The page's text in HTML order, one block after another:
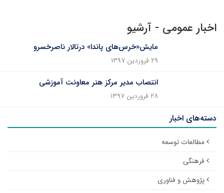
اخبار عمومی - آرشیو
مایش«خرس‌های پاندا» درتالار ناصرخسرو
۲۹ فروردین ۱۳۹۷
انتصاب مدیر مرکز هنر معاونت آموزشی
۲۸ فروردین ۱۳۹۷
دسته‌های اخبار
مطالعات توسعه
فرهنگی
پژوهش و فناوری